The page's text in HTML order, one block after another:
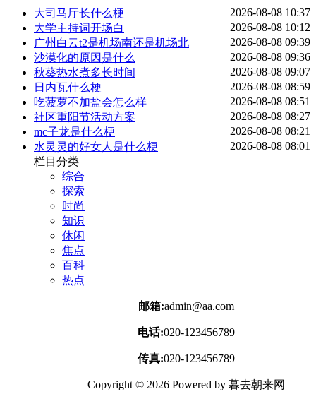
大司马厅长什么梗
2026-08-08 10:37
大学主持词开场白
2026-08-08 10:12
广州白云t2是机场南还是机场北
2026-08-08 09:39
沙漠化的原因是什么
2026-08-08 09:36
秋葵热水煮多长时间
2026-08-08 09:07
日内瓦什么梗
2026-08-08 08:59
吃菠萝不加盐会怎么样
2026-08-08 08:51
社区重阳节活动方案
2026-08-08 08:27
mc子龙是什么梗
2026-08-08 08:21
水灵灵的好女人是什么梗
2026-08-08 08:01
栏目分类
综合
探索
时尚
知识
休闲
焦点
百科
热点
邮箱:admin@aa.com
电话:020-123456789
传真:020-123456789
Copyright © 2026 Powered by 暮去朝来网